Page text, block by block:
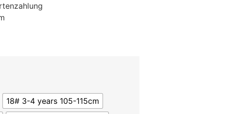
18# 3-4 years 105-115cm